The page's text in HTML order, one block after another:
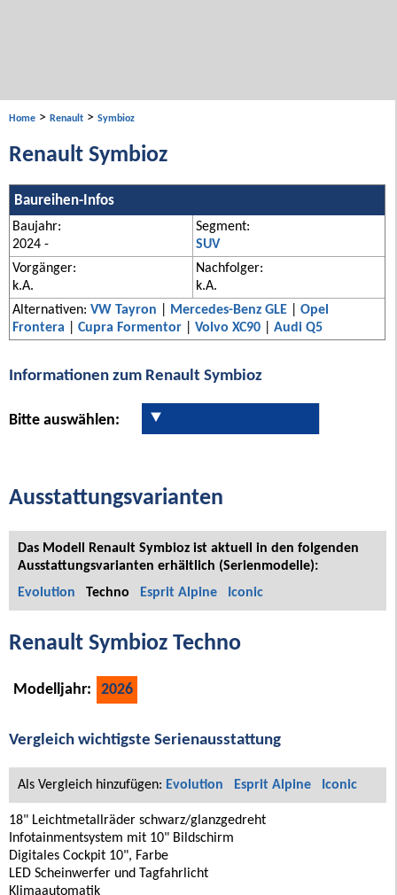
Home > Renault > Symbioz
Renault Symbioz
Baureihen-Infos
Baujahr:
2024 -
Segment:
SUV
Vorgänger:
k.A.
Nachfolger:
k.A.
Alternativen: VW Tayron Mercedes-Benz GLE
Opel
Frontera
Cupra Formentor Volvo XC90 Audi Q5
Informationen zum Renault Symbioz
Bitte auswählen:
Ausstattungsvarianten
Das Modell Renault Symbioz ist aktuell in den folgenden
Ausstattungsvarianten erhältlich (Serienmodelle):
Evolution
Techno Esprit Alpine Iconic
Renault Symbioz Techno
Modelljahr: 2026
Vergleich wichtigste Serienausstattung
Als Vergleich hinzufügen: Evolution Esprit Alpine Iconic
18" Leichtmetallräder schwarz/glanzgedreht
Infotainmentsystem mit 10" Bildschirm
Digitales Cockpit 10", Farbe
LED Scheinwerfer und Tagfahrlicht
Klimaautomatik